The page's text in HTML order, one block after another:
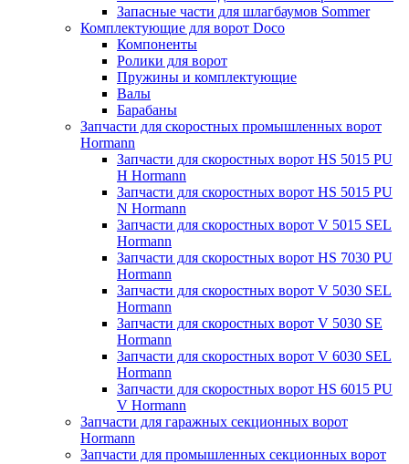
Запасные части для шлагбаумов Sommer
Комплектующие для ворот Doco
Компоненты
Ролики для ворот
Пружины и комплектующие
Валы
Барабаны
Запчасти для скоростных промышленных ворот
Hormann
Запчасти для скоростных ворот HS 5015 PU
H Hormann
Запчасти для скоростных ворот HS 5015 PU
N Hormann
Запчасти для скоростных ворот V 5015 SEL
Hormann
Запчасти для скоростных ворот HS 7030 PU
Hormann
Запчасти для скоростных ворот V 5030 SEL
Hormann
Запчасти для скоростных ворот V 5030 SE
Hormann
Запчасти для скоростных ворот V 6030 SEL
Hormann
Запчасти для скоростных ворот HS 6015 PU
V Hormann
Запчасти для гаражных секционных ворот
Hormann
Запчасти для промышленных секционных ворот